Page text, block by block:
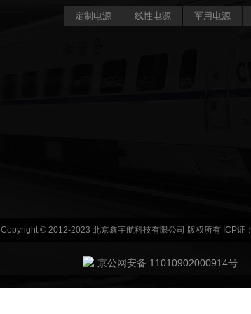
定制电源 线性电源 军用电源
Copyright © 2012-2023 北京鑫宇航科技有限公司 版权所有 ICP证：
京公网安备 11010902000914号